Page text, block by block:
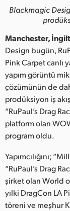
Hong
Italy
Japan
Korea
Mexico
Malaysia
New
Norway
Blackmagic
Manchester,
Design bugün,
Pink Carpet canlı
yapım görüntü
çözümünün de
prodüksiyon iş
“RuPaul’s Drag
platform olan
program oldu.
Yapımcılığını;
“RuPaul’s Drag
şirket olan World
yılki DragCon LA
töreni ve meşhur